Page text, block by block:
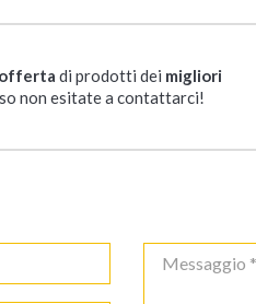
di prodotti dei migliori
non esitate a contattarci!